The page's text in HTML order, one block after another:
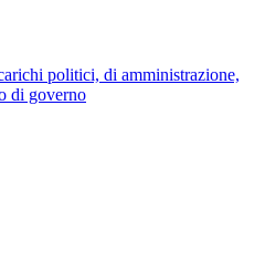
politici, di amministrazione,
di governo